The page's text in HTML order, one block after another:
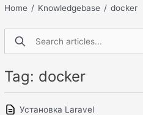
Home / Knowledgebase / docker
Tag: docker
Установка Laravel